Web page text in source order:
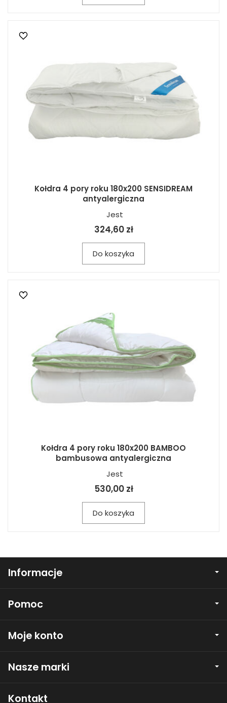
Kołdra 4 pory roku 180x200 SENSIDREAM
antyalergiczna
Jest
324,60 zł
Do koszyka
Kołdra 4 pory roku 180x200 BAMBOO
bambusowa antyalergiczna
Jest
530,00 zł
Do koszyka
Informacje
Pomoc
Moje konto
Nasze marki
Kontakt